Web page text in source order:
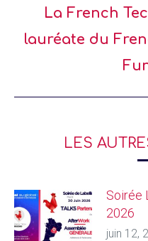
La French
lauréate du
LES
Soirée
2026
juin 12,